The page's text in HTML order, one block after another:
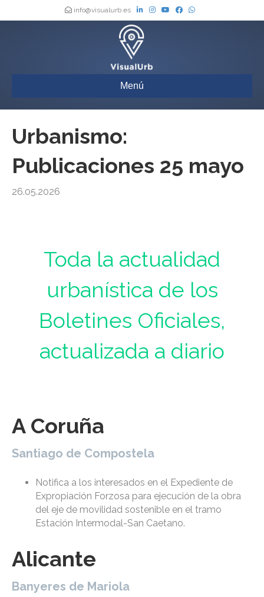
info@visualurb.es
Menú
Urbanismo:
Publicaciones 25 mayo
26.05.2026
Toda la actualidad
urbanística de los
Boletines Oficiales,
actualizada a diario
A Coruña
Santiago de Compostela
Notifica a los interesados en el Expediente de
Expropiación Forzosa para ejecución de la obra
del eje de movilidad sostenible en el tramo
Estación Intermodal-San Caetano.
Alicante
Banyeres de Mariola